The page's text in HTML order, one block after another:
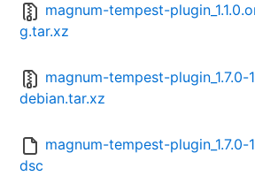
magnum-tempest-
g.tar.xz
magnum-tempest-plugin_1.7.0-
debian.tar.xz
magnum-tempest-plugin_1.7.0-
dsc